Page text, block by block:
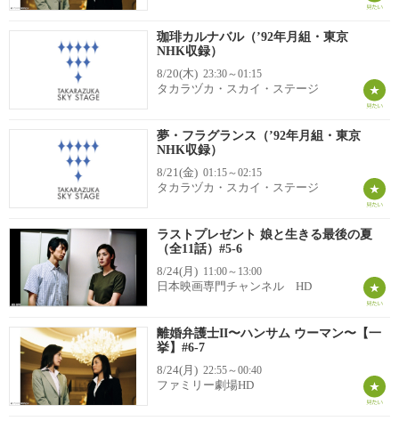
珈琲カルナバル（’92年月組・東京
NHK収録）
8/20(木) 23:30～01:15
タカラヅカ・スカイ・ステージ
夢・フラグランス（’92年月組・東京
NHK収録）
8/21(金) 01:15～02:15
タカラヅカ・スカイ・ステージ
ラストプレゼント 娘と生きる最後の夏
（全11話）#5-6
8/24(月) 11:00～13:00
日本映画専門チャンネル HD
離婚弁護士II〜ハンサム ウーマン〜【一
挙】#6-7
8/24(月) 22:55～00:40
ファミリー劇場HD